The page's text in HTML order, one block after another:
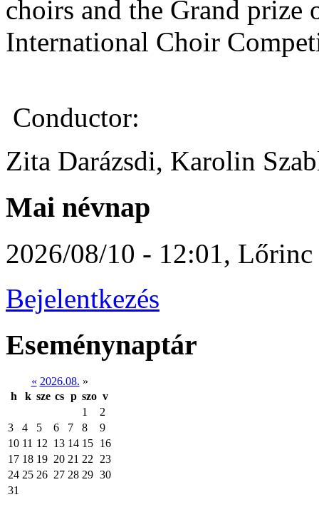
choirs and the Grand
International Choir
Conductor:
Zita Darázsdi, Karolin
Mai névnap
2026/08/10 - 12:01, Lőrinc
Bejelentkezés
Eseménynaptár
« 2026.08. »
h
k sze cs p szo v
1
2
3
4 5 6 7 8
9
10 11 12 13 14 15 16
17 18 19 20 21 22
23
24 25 26 27 28 29 30
31